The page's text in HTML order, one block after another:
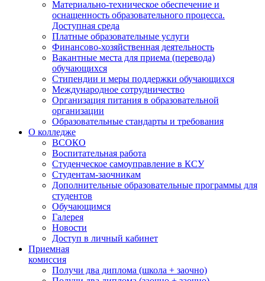
Материально-техническое обеспечение и
оснащенность образовательного процесса.
Доступная среда
Платные образовательные услуги
Финансово-хозяйственная деятельность
Вакантные места для приема (перевода)
обучающихся
Стипендии и меры поддержки обучающихся
Международное сотрудничество
Организация питания в образовательной
организации
Образовательные стандарты и требования
О колледже
ВСОКО
Воспитательная работа
Студенческое самоуправление в КСУ
Студентам-заочникам
Дополнительные образовательные программы для
студентов
Обучающимся
Галерея
Новости
Доступ в личный кабинет
Приемная
комиссия
Получи два диплома (школа + заочно)